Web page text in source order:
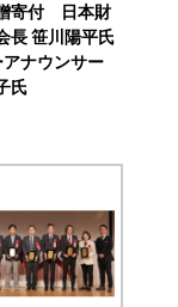
寄付 日本財
長 笹川陽平氏
ナウンサー
氏